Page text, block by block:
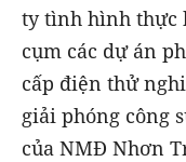
ty tình hình thực
cụm các dự án
cấp điện thử
giải phóng công
của NMĐ Nhơn